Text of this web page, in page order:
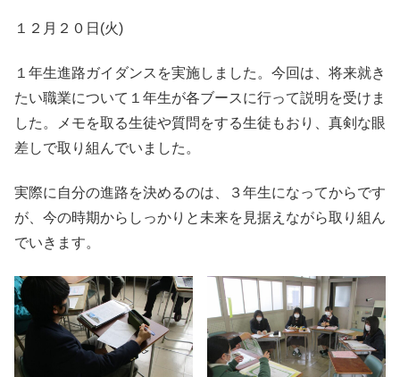
１２月２０日(火)
１年生進路ガイダンスを実施しました。今回は、将来就き
たい職業について１年生が各ブースに行って説明を受けま
した。メモを取る生徒や質問をする生徒もおり、真剣な眼
差しで取り組んでいました。
実際に自分の進路を決めるのは、３年生になってからです
が、今の時期からしっかりと未来を見据えながら取り組ん
でいきます。